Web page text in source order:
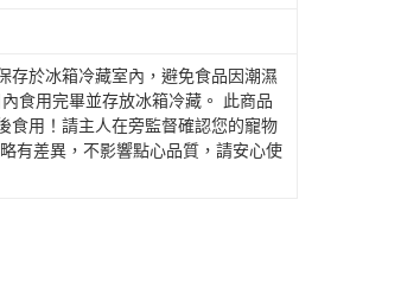
存於冰箱冷藏室內，避免食品因潮濕
食用完畢並存放冰箱冷藏。 此商品
食用！請主人在旁監督確認您的寵物
有差異，不影響點心品質，請安心使